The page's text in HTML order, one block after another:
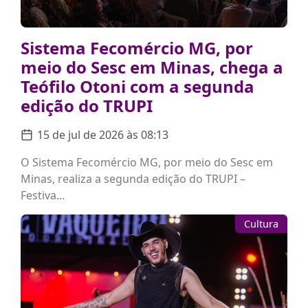
Sistema Fecomércio MG, por
meio do Sesc em Minas, chega a
Teófilo Otoni com a segunda
edição do TRUPI
15 de jul de 2026 às 08:13
O Sistema Fecomércio MG, por meio do Sesc em
Minas, realiza a segunda edição do TRUPI –
Festiva...
Cultura